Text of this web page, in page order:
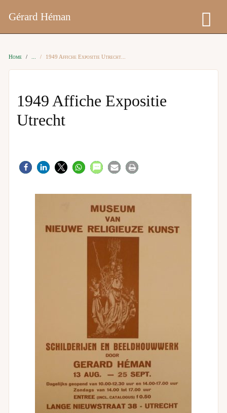
Gérard Héman
Home 1949 Affiche Expositie Utrecht
1949 Affiche Expositie
Utrecht